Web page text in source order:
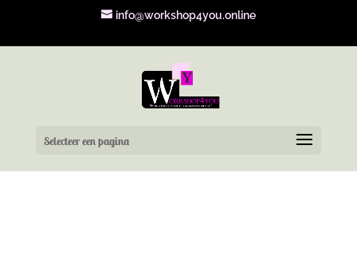
info@workshop4you.online
Selecteer een pagina